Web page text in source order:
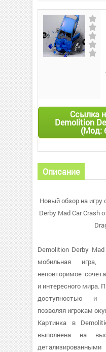
Ссылка
Demolition
(Мод:
Описание
Новый обзор на игру
Derby Mad Car Crash
Demolition Derby
мобильная игра,
неповторимое
и интересного мира.
доступностью и
позволяя игрокам
Картинка в
выполнена на